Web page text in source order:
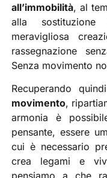
all’immobilità, al
alla
meravigliosa
rassegnazione
Senza movimento
Recuperando
movimento,
armonia è
pensante, essere
cui è necessario
crea legami e
pensiamo a che